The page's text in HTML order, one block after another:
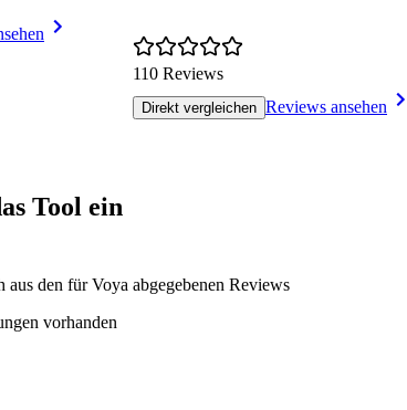
110 Reviews
Direkt vergleichen Reviews ansehen
Tool ein
aus den für Voya abgegebenen Reviews
vorhanden